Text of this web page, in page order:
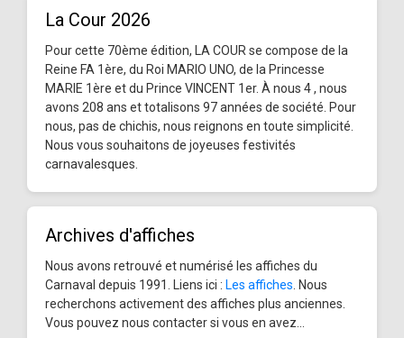
La Cour 2026
Pour cette 70ème édition, LA COUR se compose de la
Reine FA 1ère, du Roi MARIO UNO, de la Princesse
MARIE 1ère et du Prince VINCENT 1er. À nous 4 , nous
avons 208 ans et totalisons 97 années de société. Pour
nous, pas de chichis, nous reignons en toute simplicité.
Nous vous souhaitons de joyeuses festivités
carnavalesques.
Archives d'affiches
Nous avons retrouvé et numérisé les affiches du
Carnaval depuis 1991. Liens ici : Les affiches . Nous
recherchons activement des affiches plus anciennes.
Vous pouvez nous contacter si vous en avez...